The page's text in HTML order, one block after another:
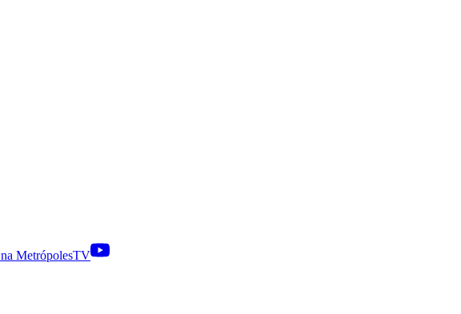
na MetrópolesTV